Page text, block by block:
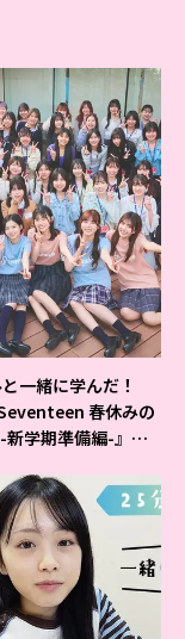
一緒に学んだ！
春休みの
新学期準備編-』イ